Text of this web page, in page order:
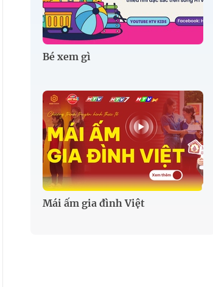
Bé xem gì
Mái ấm gia đình Việt